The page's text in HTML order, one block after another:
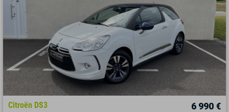
Citroën DS3 6 990 €